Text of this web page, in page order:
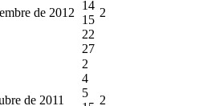
de 2012
14
15
22
27
2
de 2011
2
4
5
2